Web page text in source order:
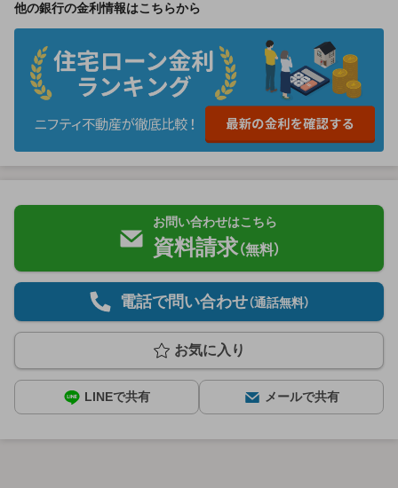
他の銀行の金利情報はこちらから
お問い合わせはこちら
資料請求（無料）
電話で問い合わせ（通話無料）
お気に入り
LINEで共有 メールで共有